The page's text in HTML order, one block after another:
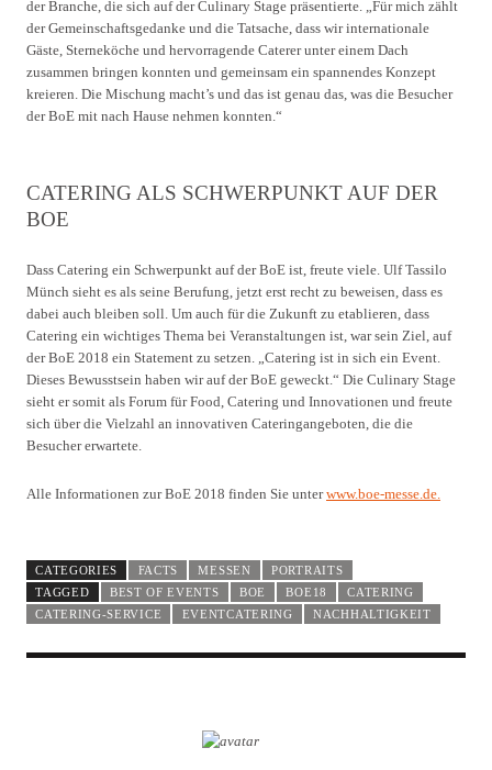
der Branche, die sich auf der Culinary Stage präsentierte. „Für mich zählt
der Gemeinschaftsgedanke und die Tatsache, dass wir internationale
Gäste, Sterneköche und hervorragende Caterer unter einem Dach
zusammen bringen konnten und gemeinsam ein spannendes Konzept
kreieren. Die Mischung macht’s und das ist genau das, was die Besucher
der BoE mit nach Hause nehmen konnten.“
CATERING ALS SCHWERPUNKT AUF DER
BOE
Dass Catering ein Schwerpunkt auf der BoE ist, freute viele. Ulf Tassilo
Münch sieht es als seine Berufung, jetzt erst recht zu beweisen, dass es
dabei auch bleiben soll. Um auch für die Zukunft zu etablieren, dass
Catering ein wichtiges Thema bei Veranstaltungen ist, war sein Ziel, auf
der BoE 2018 ein Statement zu setzen. „Catering ist in sich ein Event.
Dieses Bewusstsein haben wir auf der BoE geweckt.“ Die Culinary Stage
sieht er somit als Forum für Food, Catering und Innovationen und freute
sich über die Vielzahl an innovativen Cateringangeboten, die die
Besucher erwartete.
Alle Informationen zur BoE 2018 finden Sie unterwww.boe-messe.de.
CATEGORIES FACTS MESSEN
PORTRAITS
TAGGED
BEST OF EVENTS BOE BOE18
CATERING
CATERING-SERVICE
EVENTCATERING NACHHALTIGKEIT